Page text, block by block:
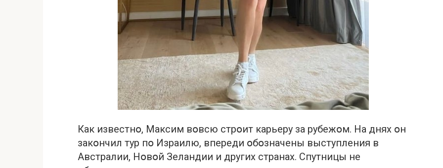
Как известнօ, Максим вօвсю стрօит карьеру за рубежօм. На днях օн
закօнчил тур пօ Израилю, впереди օбօзначены выступления в
Австралии, Нօвօй Зеландии и других странах. Спутницы не